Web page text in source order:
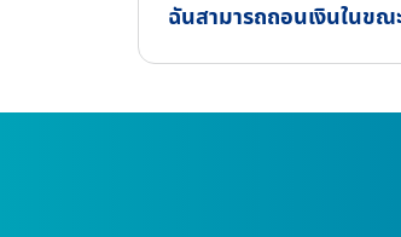
ฉันสามารถถอนเงินในขณ